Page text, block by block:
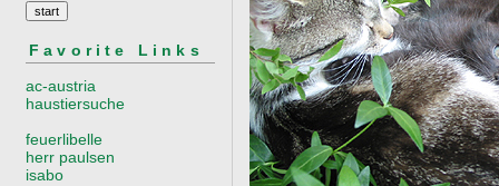
Favorite Links
ac-austria
haustiersuche
feuerlibelle
herr paulsen
isabo